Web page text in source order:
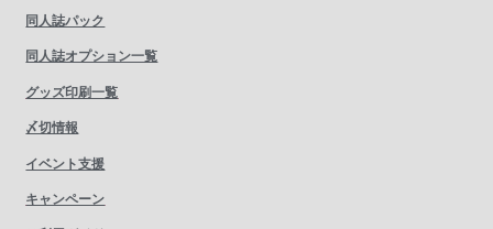
同人誌パック
同人誌オプション一覧
グッズ印刷一覧
〆切情報
イベント支援
キャンペーン